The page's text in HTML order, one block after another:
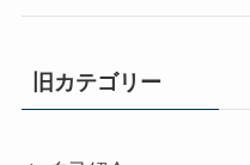
旧カテゴリー